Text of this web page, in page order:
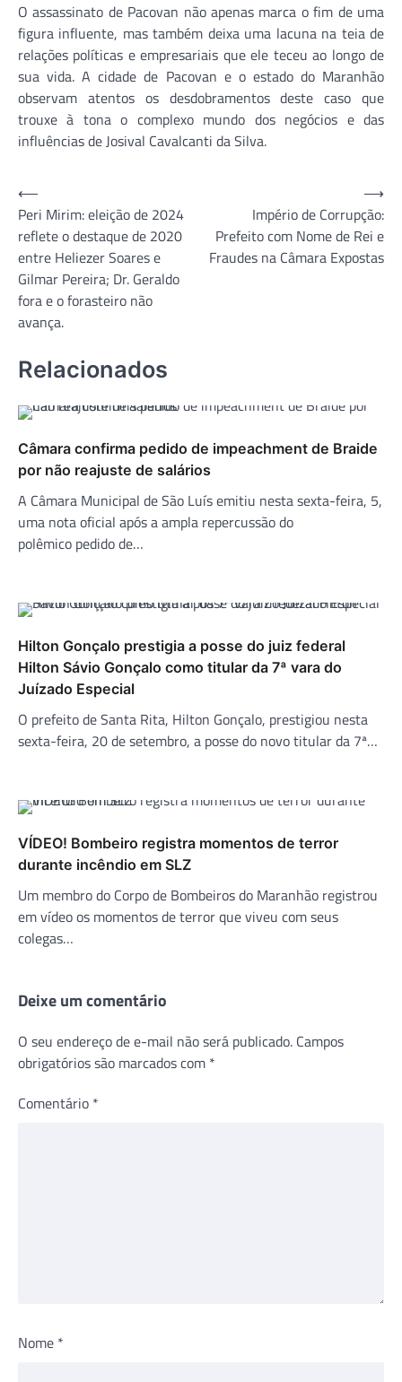
O assassinato de Pacovan não apenas marca o fim de uma
figura influente, mas também deixa uma lacuna na teia de
relações políticas e empresariais que ele teceu ao longo de
sua vida. A cidade de Pacovan e o estado do Maranhão
observam atentos os desdobramentos deste caso que
trouxe à tona o complexo mundo dos negócios e das
influências de Josival Cavalcanti da Silva.
Navegação
de
Post
⟵
Peri Mirim: eleição de 2024
reflete o destaque de 2020
entre Heliezer Soares e
Gilmar Pereira; Dr. Geraldo
fora e o forasteiro não
avança.
Império de Corrupção:
Prefeito com Nome de Rei e
Fraudes na Câmara Expostas
⟶
Relacionados
Câmara confirma pedido de impeachment de Braide
por não reajuste de salários
A Câmara Municipal de São Luís emitiu nesta sexta-feira, 5,
uma nota oficial após a ampla repercussão do
polêmico pedido de…
Hilton Gonçalo prestigia a posse do juiz federal
Hilton Sávio Gonçalo como titular da 7ª vara do
Juízado Especial
O prefeito de Santa Rita, Hilton Gonçalo, prestigiou nesta
sexta-feira, 20 de setembro, a posse do novo titular da 7ª…
VÍDEO! Bombeiro registra momentos de terror
durante incêndio em SLZ
Um membro do Corpo de Bombeiros do Maranhão registrou
em vídeo os momentos de terror que viveu com seus
colegas…
Deixe um comentário
O seu endereço de e-mail não será publicado. Campos
obrigatórios são marcados com *
Comentário *
Nome *